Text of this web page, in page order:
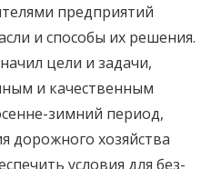
предприятий
и способы их решения.
цели и задачи,
и качественным
зимний период,
дорожного хозяйства
условия для без-